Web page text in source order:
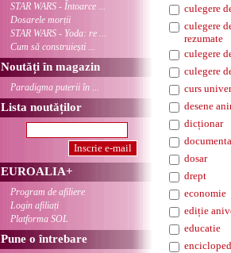
STAR WARS - Întoarce ...
Dosarele morții
STAR WARS - Yoda: re ...
Cum să construiești ...
Noutăți în magazin
Paradigma puterii în ...
Lista noutăților
EUROALIA+
Program de afiliere
Login afiliați
Platforma SOL
Pune o întrebare
culegere
culegere
rezumate
culegere
culegere
curs
desene
dicționar
dosar
drept
economie
ediție
educatie